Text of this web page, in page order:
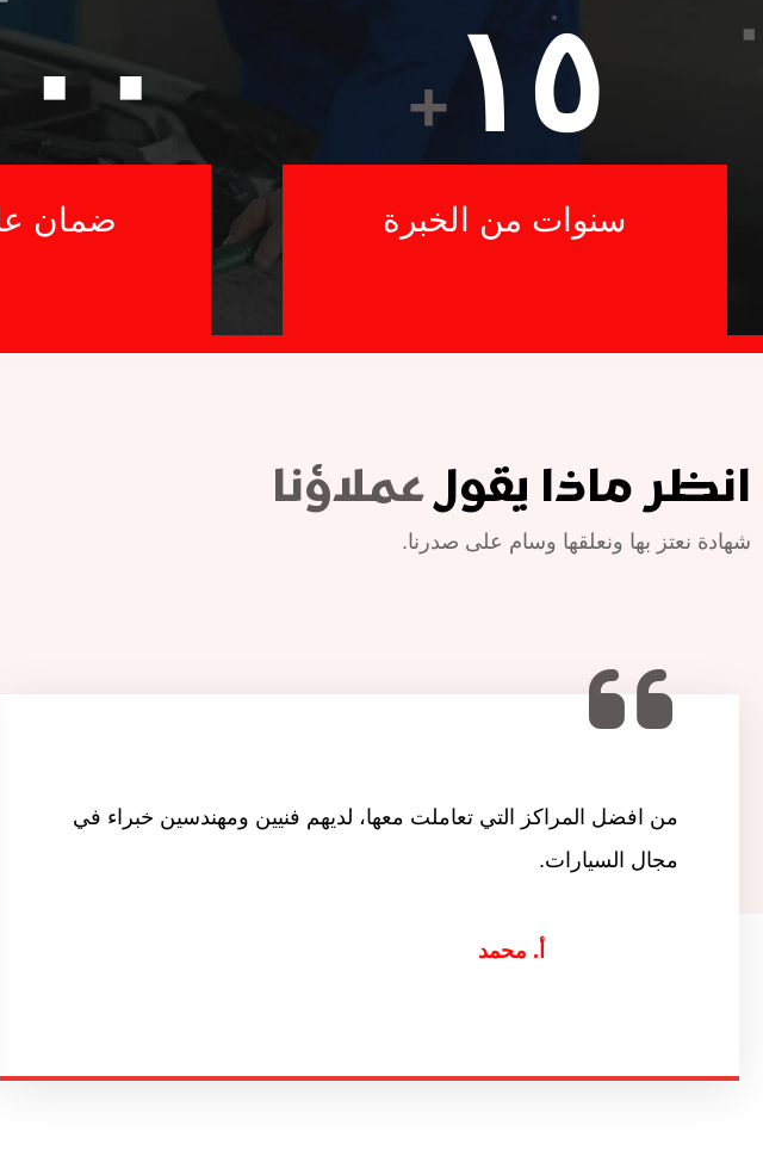
١٥ +
سنوات من الخبرة ضمان
انظر ماذا يقولعملاؤنا
شهادة نعتز بها ونعلقها وسام على صدرنا.
من افضل المراكز التي تعاملت معها، لديهم فنيين ومهندسين خبراء في
مجال السيارات.
أ. محمد